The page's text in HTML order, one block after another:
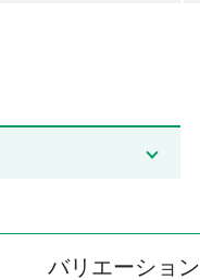
バリエーション